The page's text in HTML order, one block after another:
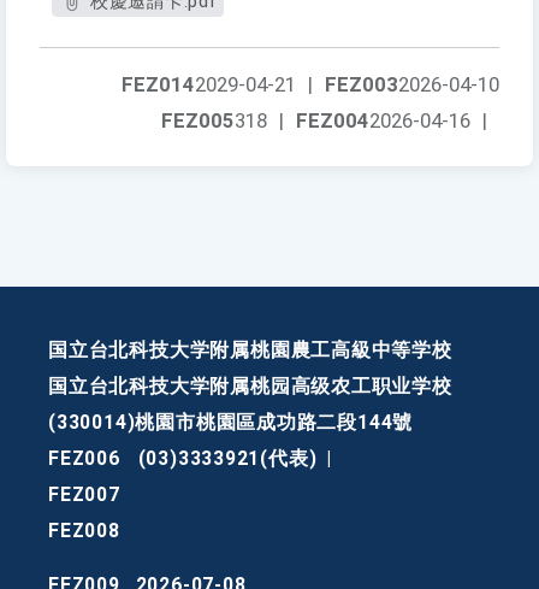
FEZ0032026-04-10
FEZ0142029-04-21
|
FEZ0042026-04-16 |
FEZ005318 |
国立台北科技大学附属桃園農工高級中等学校
国立台北科技大学附属桃园高级农工职业学校
(330014)桃園市桃園區成功路二段144號
FEZ006
(03)3333921(代表)
FEZ007
FEZ008